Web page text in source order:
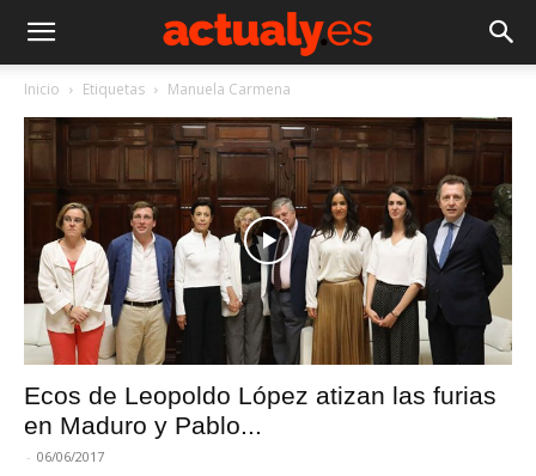
Inicio Etiquetas Manuela Carmena
Ecos de Leopoldo López atizan las furias
en Maduro y Pablo...
- 06/06/2017